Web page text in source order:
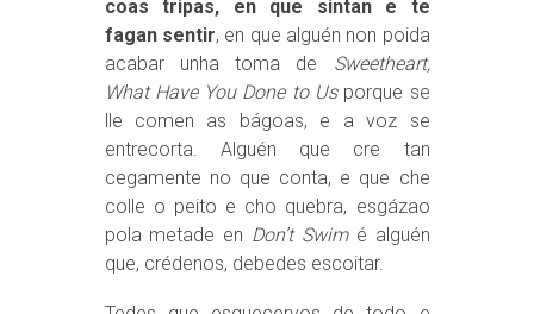
coas tripas, en que sintan e te
fagan sentir, en que alguén non poida
acabar unha toma de Sweetheart,
What Have You Done to Usporque se
lle comen as bágoas, e a voz se
entrecorta. Alguén que cre tan
cegamente no que conta, e que che
colle o peito e cho quebra, esgázao
pola metade en Don’t Swimé alguén
que, crédenos, debedes escoitar.